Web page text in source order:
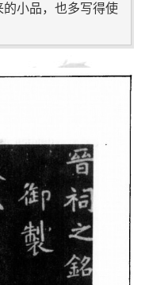
的小品，也多写得使